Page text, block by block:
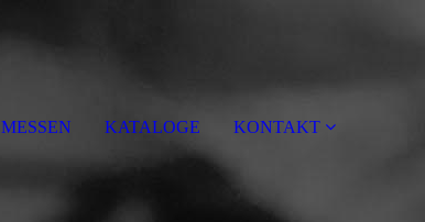
MESSEN KATALOGE KONTAKT